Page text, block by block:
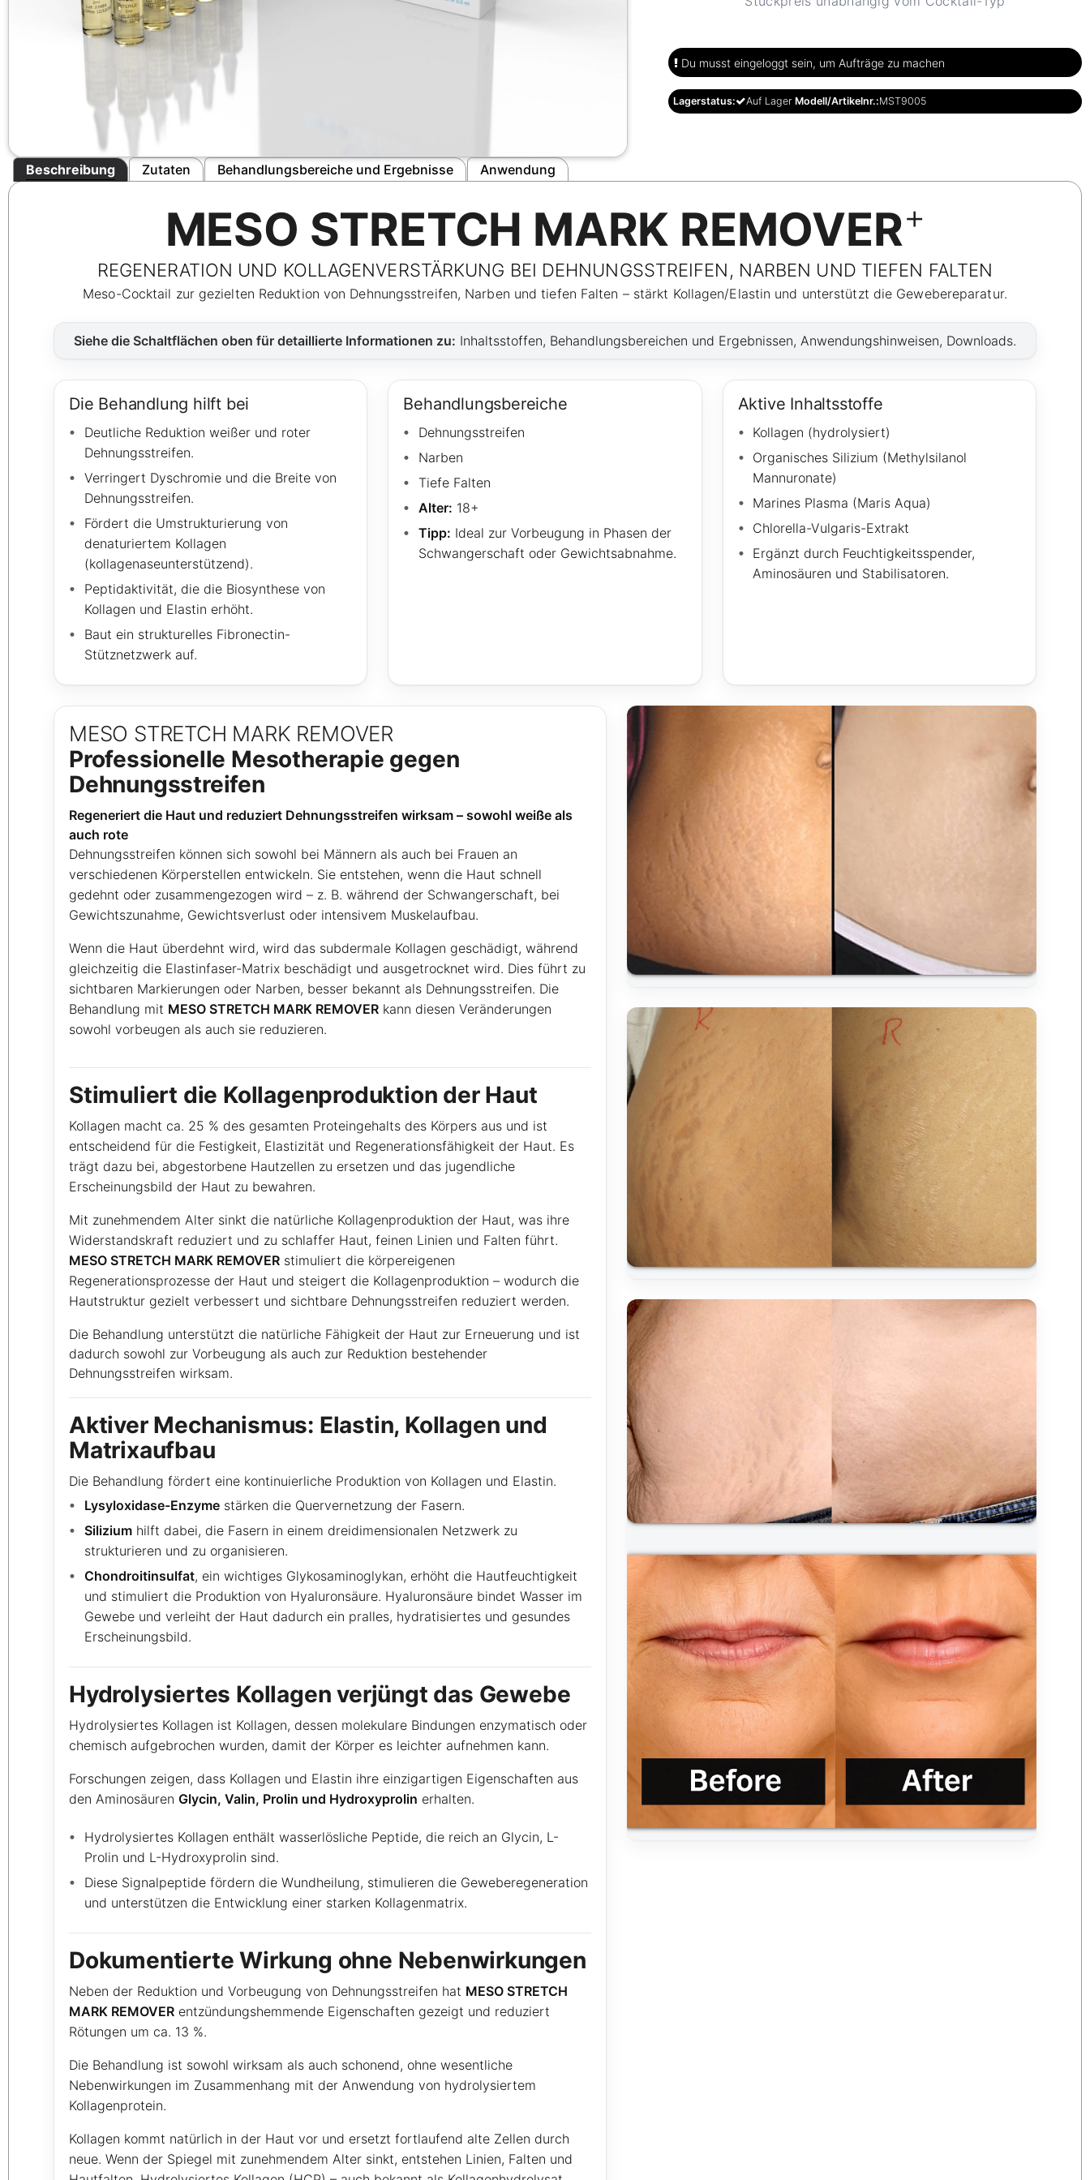
Du musst eingeloggt sein, um Aufträge zu machen
Lagerstatus: Auf Lager Modell/Artikelnr.:MST9005
Beschreibung Zutaten Behandlungsbereiche und Ergebnisse Anwendung
MESO STRETCH MARK REMOVER+
REGENERATION UND KOLLAGENVERSTÄRKUNG BEI DEHNUNGSSTREIFEN, NARBEN UND TIEFEN FALTEN
Meso-Cocktail zur gezielten Reduktion von Dehnungsstreifen, Narben und tiefen Falten – stärkt Kollagen/Elastin und unterstützt die Gewebereparatur.
Siehe die Schaltflächen oben für detaillierte Informationen zu: Inhaltsstoffen, Behandlungsbereichen und Ergebnissen, Anwendungshinweisen, Downloads.
Die Behandlung hilft bei
Deutliche Reduktion weißer und roter
Dehnungsstreifen.
Verringert Dyschromie und die Breite von
Dehnungsstreifen.
Fördert die Umstrukturierung von
denaturiertem Kollagen
(kollagenaseunterstützend).
Peptidaktivität, die die Biosynthese von
Kollagen und Elastin erhöht.
Baut ein strukturelles Fibronectin-
Stütznetzwerk auf.
Behandlungsbereiche
Dehnungsstreifen
Narben
Tiefe Falten
Alter: 18+
Tipp: Ideal zur Vorbeugung in Phasen der
Schwangerschaft oder Gewichtsabnahme.
Aktive Inhaltsstoffe
Kollagen (hydrolysiert)
Organisches Silizium (Methylsilanol
Mannuronate)
Marines Plasma (Maris Aqua)
Chlorella-Vulgaris-Extrakt
Ergänzt durch Feuchtigkeitsspender,
Aminosäuren und Stabilisatoren.
MESO STRETCH MARK REMOVER
Professionelle Mesotherapie gegen
Dehnungsstreifen
Regeneriert die Haut und reduziert Dehnungsstreifen wirksam – sowohl weiße als
auch rote
Dehnungsstreifen können sich sowohl bei Männern als auch bei Frauen an
verschiedenen Körperstellen entwickeln. Sie entstehen, wenn die Haut schnell
gedehnt oder zusammengezogen wird – z. B. während der Schwangerschaft, bei
Gewichtszunahme, Gewichtsverlust oder intensivem Muskelaufbau.
Wenn die Haut überdehnt wird, wird das subdermale Kollagen geschädigt, während
gleichzeitig die Elastinfaser-Matrix beschädigt und ausgetrocknet wird. Dies führt zu
sichtbaren Markierungen oder Narben, besser bekannt als Dehnungsstreifen. Die
Behandlung mit MESO STRETCH MARK REMOVER kann diesen Veränderungen
sowohl vorbeugen als auch sie reduzieren.
Stimuliert die Kollagenproduktion der Haut
Kollagen macht ca. 25 % des gesamten Proteingehalts des Körpers aus und ist
entscheidend für die Festigkeit, Elastizität und Regenerationsfähigkeit der Haut. Es
trägt dazu bei, abgestorbene Hautzellen zu ersetzen und das jugendliche
Erscheinungsbild der Haut zu bewahren.
Mit zunehmendem Alter sinkt die natürliche Kollagenproduktion der Haut, was ihre
Widerstandskraft reduziert und zu schlaffer Haut, feinen Linien und Falten führt.
MESO STRETCH MARK REMOVER stimuliert die körpereigenen
Regenerationsprozesse der Haut und steigert die Kollagenproduktion – wodurch die
Hautstruktur gezielt verbessert und sichtbare Dehnungsstreifen reduziert werden.
Die Behandlung unterstützt die natürliche Fähigkeit der Haut zur Erneuerung und ist
dadurch sowohl zur Vorbeugung als auch zur Reduktion bestehender
Dehnungsstreifen wirksam.
Aktiver Mechanismus: Elastin, Kollagen und
Matrixaufbau
Die Behandlung fördert eine kontinuierliche Produktion von Kollagen und Elastin.
Lysyloxidase-Enzymestärken die Quervernetzung der Fasern.
Siliziumhilft dabei, die Fasern in einem dreidimensionalen Netzwerk zu
strukturieren und zu organisieren.
Chondroitinsulfat, ein wichtiges Glykosaminoglykan, erhöht die Hautfeuchtigkeit
und stimuliert die Produktion von Hyaluronsäure. Hyaluronsäure bindet Wasser im
Gewebe und verleiht der Haut dadurch ein pralles, hydratisiertes und gesundes
Erscheinungsbild.
Hydrolysiertes Kollagen verjüngt das Gewebe
Hydrolysiertes Kollagen ist Kollagen, dessen molekulare Bindungen enzymatisch oder
chemisch aufgebrochen wurden, damit der Körper es leichter aufnehmen kann.
Forschungen zeigen, dass Kollagen und Elastin ihre einzigartigen Eigenschaften aus
den Aminosäuren Glycin, Valin, Prolin und Hydroxyprolin erhalten.
Hydrolysiertes Kollagen enthält wasserlösliche Peptide, die reich an Glycin, L-
Prolin und L-Hydroxyprolin sind.
Diese Signalpeptide fördern die Wundheilung, stimulieren die Geweberegeneration
und unterstützen die Entwicklung einer starken Kollagenmatrix.
Dokumentierte Wirkung ohne Nebenwirkungen
Neben der Reduktion und Vorbeugung von Dehnungsstreifen hat MESO STRETCH
MARK REMOVER entzündungshemmende Eigenschaften gezeigt und reduziert
Rötungen um ca. 13 %.
Die Behandlung ist sowohl wirksam als auch schonend, ohne wesentliche
Nebenwirkungen im Zusammenhang mit der Anwendung von hydrolysiertem
Kollagenprotein.
Kollagen kommt natürlich in der Haut vor und ersetzt fortlaufend alte Zellen durch
neue. Wenn der Spiegel mit zunehmendem Alter sinkt, entstehen Linien, Falten und